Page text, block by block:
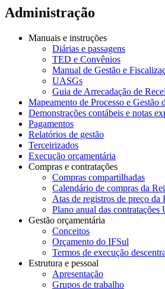
Administração
Manuais e instruções
Diárias e passagens
TED e Convênios
Manual de Gestão e
UASGs
Guia de Arrecadação de
Mapeamento de Processo e Gestão
Demonstrações contábeis e notas
Pagamentos
Relatórios de gestão
Terceirizados
Execução orçamentária
Compras e contratações
Compras compartilhadas
Calendário de compras da
Atas de registros de preço da
Plano anual das
Gestão orçamentária
Conceitos
Orçamento do IFSul
Termos de execução
Estrutura e pessoal
Apresentação
Grupos de trabalho